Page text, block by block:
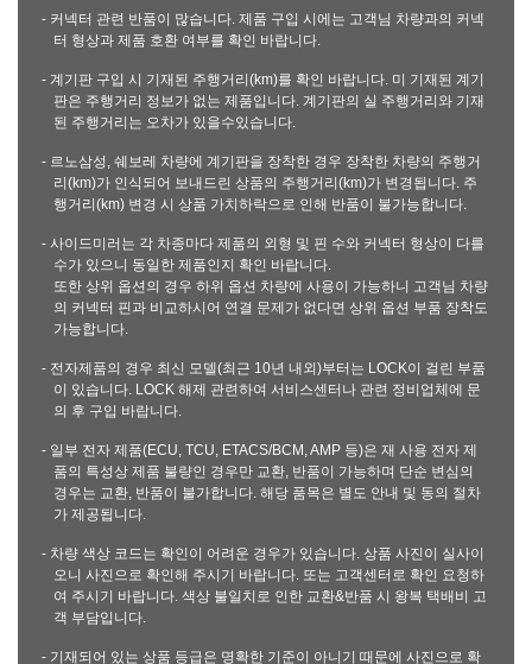
- 커넥터 관련 반품이 많습니다. 제품 구입 시에는 고객님 차량과의 커넥
터 형상과 제품 호환 여부를 확인 바랍니다.
- 계기판 구입 시 기재된 주행거리(km)를 확인 바랍니다. 미 기재된 계기
판은 주행거리 정보가 없는 제품입니다. 계기판의 실 주행거리와 기재
된 주행거리는 오차가 있을수있습니다.
- 르노삼성, 쉐보레 차량에 계기판을 장착한 경우 장착한 차량의 주행거
리(km)가 인식되어 보내드린 상품의 주행거리(km)가 변경됩니다. 주
행거리(km) 변경 시 상품 가치하락으로 인해 반품이 불가능합니다.
- 사이드미러는 각 차종마다 제품의 외형 및 핀 수와 커넥터 형상이 다를
수가 있으니 동일한 제품인지 확인 바랍니다.
또한 상위 옵션의 경우 하위 옵션 차량에 사용이 가능하니 고객님 차량
의 커넥터 핀과 비교하시어 연결 문제가 없다면 상위 옵션 부품 장착도
가능합니다.
- 전자제품의 경우 최신 모델(최근 10년 내외)부터는 LOCK이 걸린 부품
이 있습니다. LOCK 해제 관련하여 서비스센터나 관련 정비업체에 문
의 후 구입 바랍니다.
- 일부 전자 제품(ECU, TCU, ETACS/BCM, AMP 등)은 재 사용 전자 제
품의 특성상 제품 불량인 경우만 교환, 반품이 가능하며 단순 변심의
경우는 교환, 반품이 불가합니다. 해당 품목은 별도 안내 및 동의 절차
가 제공됩니다.
- 차량 색상 코드는 확인이 어려운 경우가 있습니다. 상품 사진이 실사이
오니 사진으로 확인해 주시기 바랍니다. 또는 고객센터로 확인 요청하
여 주시기 바랍니다. 색상 불일치로 인한 교환&반품 시 왕복 택배비 고
객 부담입니다.
- 기재되어 있는 상품 등급은 명확한 기준이 아니기 때문에 사진으로 확